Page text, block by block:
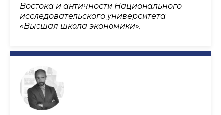
Востока и античности Национального
исследовательского университета
«Высшая школа экономики».